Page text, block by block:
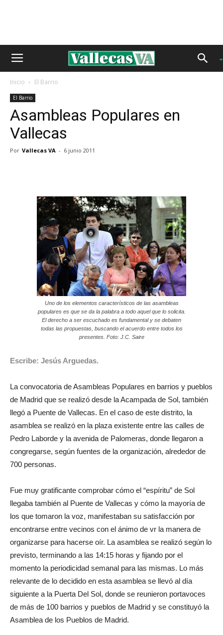
Inicio El Barrio
El Barrio
Asambleas Populares en
Vallecas
Por Vallecas VA - 6 junio 2011
Uno de los elementos característicos de las asambleas
populares es que se da la palabra a todo aquel que lo solicita.
El derecho a ser escuchado es fundamental y se debaten
todas las propuestas, buscando el acuerdo entre todos los
presentes. Foto: J.C. Saire
Escribe: Jesús Arguedas.
La convocatoria de Asambleas Populares en barrios y pueblos
de Madrid que se realizó desde la Acampada de Sol, también
llegó a Puente de Vallecas. En el caso de este distrito, la
asamblea se realizó en la plaza existente entre las calles de
Pedro Laborde y la avenida de Palomeras, donde llegaron a
congregarse, según fuentes de la organización, alrededor de
700 personas.
Fue muy gratificante comprobar cómo el “espíritu” de Sol
llegaba también al Puente de Vallecas y cómo la mayoría de
los que tomaron la voz, manifestaban su satisfacción por
encontrarse entre vecinos con el ánimo de vr la manera de
organizarse para hacerse oír. La asamblea se realizó según lo
previsto, terminando a las 14:15 horas y fijando por el
momento la periodicidad semanal para las mismas. Lo más
relevante de lo decidido en esta asamblea se llevó al día
siguiente a la Puerta Del Sol, donde se reunieron portavoces
de más de 100 barrios y pueblos de Madrid y se constituyó la
Asamblea de los Pueblos de Madrid.